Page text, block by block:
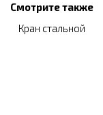
Смотрите также
Кран стальной